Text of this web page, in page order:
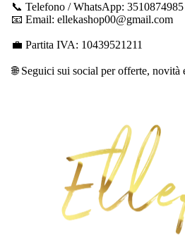
📞 Telefono / WhatsApp: 3510874985
📧 Email: ellekashop00@gmail.com
💼 Partita IVA: 10439521211
🌐 Seguici sui social per offerte,
Informativa sui rimborsi
Informativa sulla privacy
Termini e condizioni del servizio